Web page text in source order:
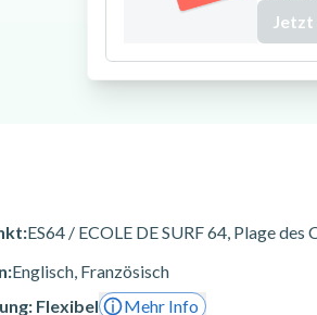
der
(10
zu
Jetzt
ES64 / ECOLE DE SURF 64, Plage
Englisch, Französisch
Flexibel
Mehr Info